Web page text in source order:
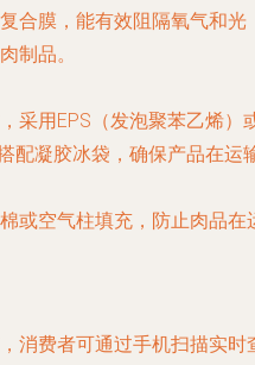
合膜，能有效阻隔氧气和光
制品。
采用EPS（发泡聚苯乙烯）
配凝胶冰袋，确保产品在运
或空气柱填充，防止肉品在
消费者可通过手机扫描实时